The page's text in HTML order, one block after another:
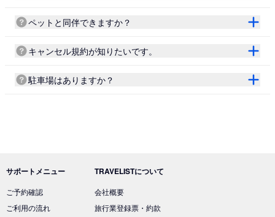
ペットと同伴できますか？
キャンセル規約が知りたいです。
駐車場はありますか？
サポートメニュー
ご予約確認
ご利用の流れ
TRAVELISTについて
会社概要
旅行業登録票・約款